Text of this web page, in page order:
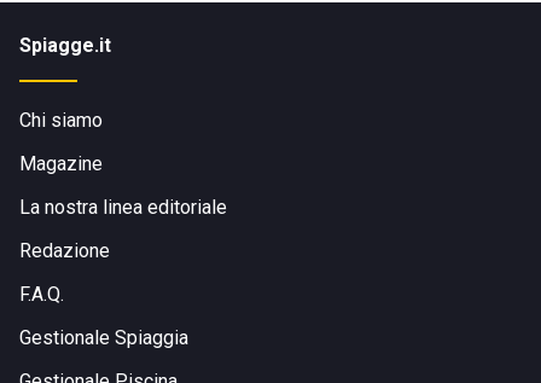
Spiagge.it
Chi siamo
Magazine
La nostra linea editoriale
Redazione
F.A.Q.
Gestionale Spiaggia